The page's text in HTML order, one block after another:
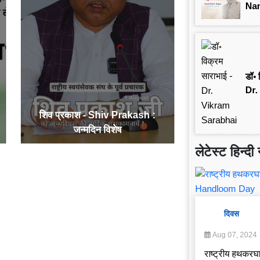
शिव प्रकाश - Shiv Prakash :
जन्मदिन विशेष
डॉ॰
लेटेस्ट हिन्दी
दिवस
Aug 07, 2024
राष्ट्रीय